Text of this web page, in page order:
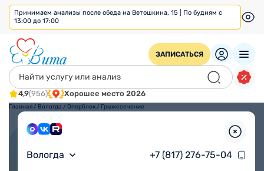
Принимаем анализы после обеда на Ветошкина, 15 | По будням с
13:00 до 17:00
ЗАПИСАТЬСЯ
4,9(956) Хорошее место 2026
Вологда +7 (817) 276-75-04
Главная / Вологда / Оперблок / Грыжесечение